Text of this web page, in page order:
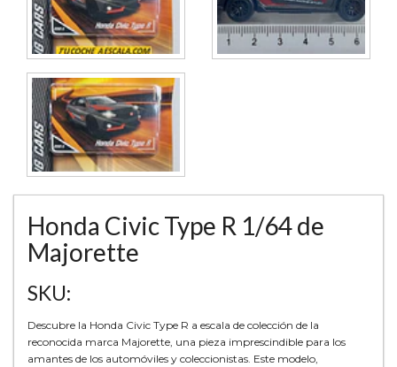
Honda Civic Type R 1/64 de
Majorette
SKU:
Descubre la Honda Civic Type R a escala de colección de la
reconocida marca Majorette, una pieza imprescindible para los
amantes de los automóviles y coleccionistas. Este modelo,